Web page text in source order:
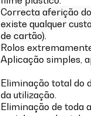
Correcta aferição
existe qualquer
de cartão).
Rolos
Aplicação simples,
Eliminação total do
da utilização.
Eliminação de toda